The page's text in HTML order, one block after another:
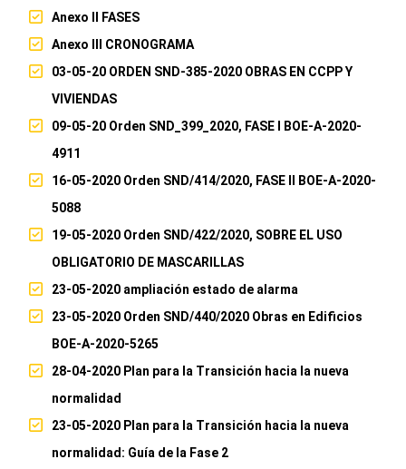
Anexo II FASES
Anexo III CRONOGRAMA
03-05-20 ORDEN SND-385-2020 OBRAS EN CCPP Y
VIVIENDAS
09-05-20 Orden SND_399_2020, FASE I BOE-A-2020-
4911
16-05-2020 Orden SND/414/2020, FASE II BOE-A-2020-
5088
19-05-2020 Orden SND/422/2020, SOBRE EL USO
OBLIGATORIO DE MASCARILLAS
23-05-2020 ampliación estado de alarma
23-05-2020 Orden SND/440/2020 Obras en Edificios
BOE-A-2020-5265
28-04-2020 Plan para la Transición hacia la nueva
normalidad
23-05-2020 Plan para la Transición hacia la nueva
normalidad: Guía de la Fase 2